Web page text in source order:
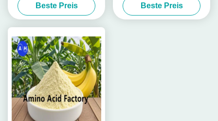
Gesamtstickstoff ≥ 12,0%
und hoher Löslichkeit für den
ökologischen Landbau
Beste Preis
wasserlöslicher Düngemittel
Beste Preis